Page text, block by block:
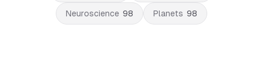
Neuroscience 98 Planets 98